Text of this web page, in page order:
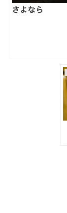
さよなら